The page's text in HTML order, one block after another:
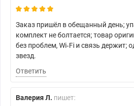
Заказ пришёл в обещанный день;
комплект не болтается; товар
без проблем, Wi‑Fi и связь держит;
звезд.
Ответить
Валерия Л. пишет: